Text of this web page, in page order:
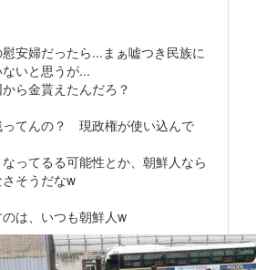
安婦だったら...まぁ嘘つき民族に
いと思うが...
ら金貰えたんだろ？
ってんの？ 現政権が使い込んで
ってるる可能性とか、朝鮮人なら
そうだなw
は、いつも朝鮮人w